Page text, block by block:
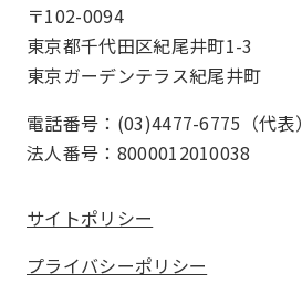
〒102-0094
東京都千代田区紀尾井町1-3
東京ガーデンテラス紀尾井町
電話番号：(03)4477-6775（代表）
法人番号：8000012010038
サイトポリシー
プライバシーポリシー